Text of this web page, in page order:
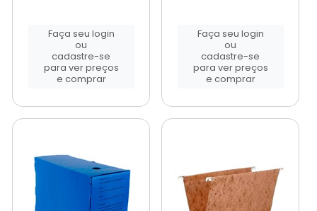
Faça seu login
ou
cadastre-se
para ver preços
e comprar
Faça seu login
ou
cadastre-se
para ver preços
e comprar